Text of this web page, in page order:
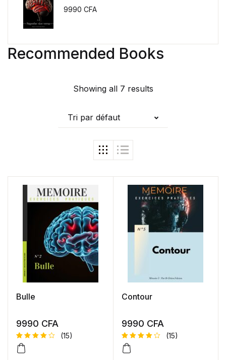
Recommended Books
Showing all 7 results
Tri par défaut
Bulle
9990 CFA
Noté
15
(15)
Contour
9990 CFA
Noté
15
(15)
9990 CFA